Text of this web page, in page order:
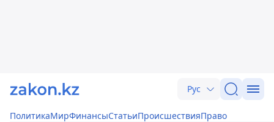
Рус
ПолитикаМирФинансыСтатьиПроисшествияПраво